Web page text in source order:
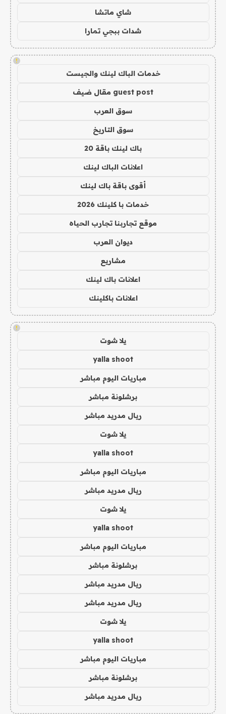
شاي ماتشا
شدات ببجي تمارا
!
خدمات الباك لينك والجيست
guest post مقال ضيف
سوق العرب
سوق التاريخ
باك لينك باقة 20
اعلانات الباك لينك
أقوى باقة باك لينك
خدمات با كلينك 2026
موقع تجاربنا تجارب الحياه
ديوان العرب
مشاريع
اعلانات باك لينك
اعلانات باكلينك
!
يلا شوت
yalla shoot
مباريات اليوم مباشر
برشلونة مباشر
ريال مدريد مباشر
يلا شوت
yalla shoot
مباريات اليوم مباشر
ريال مدريد مباشر
يلا شوت
yalla shoot
مباريات اليوم مباشر
برشلونة مباشر
ريال مدريد مباشر
ريال مدريد مباشر
يلا شوت
yalla shoot
مباريات اليوم مباشر
برشلونة مباشر
ريال مدريد مباشر